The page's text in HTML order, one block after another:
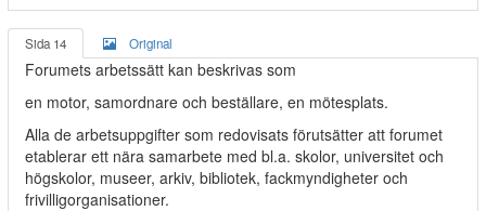
Sida 14 Original
Forumets arbetssätt kan beskrivas som
en motor, samordnare och beställare, en mötesplats.
Alla de arbetsuppgifter som redovisats förutsätter att forumet
etablerar ett nära samarbete med bl.a. skolor, universitet och
högskolor, museer, arkiv, bibliotek, fackmyndigheter och
frivilligorganisationer.